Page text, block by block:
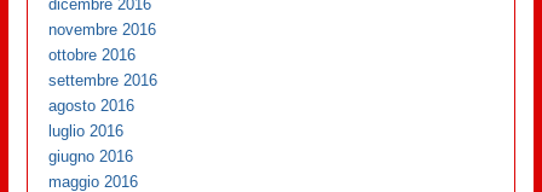
dicembre 2016
novembre 2016
ottobre 2016
settembre 2016
agosto 2016
luglio 2016
giugno 2016
maggio 2016